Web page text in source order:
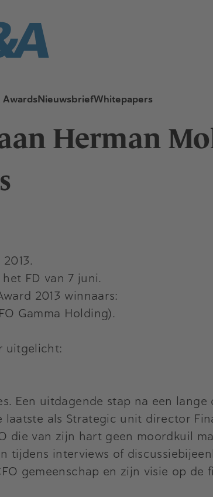
AwardsNieuwsbriefWhitepapers
Herman
FD van 7 juni.
2013 winnaars:
Gamma Holding).
uitgelicht:
Een uitdagende stap na een
als Strategic unit director
die van zijn hart geen moordkuil
interviews of
gemeenschap en zijn visie op de